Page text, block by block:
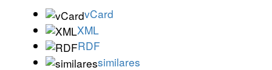
vCard
XML
RDF
similares